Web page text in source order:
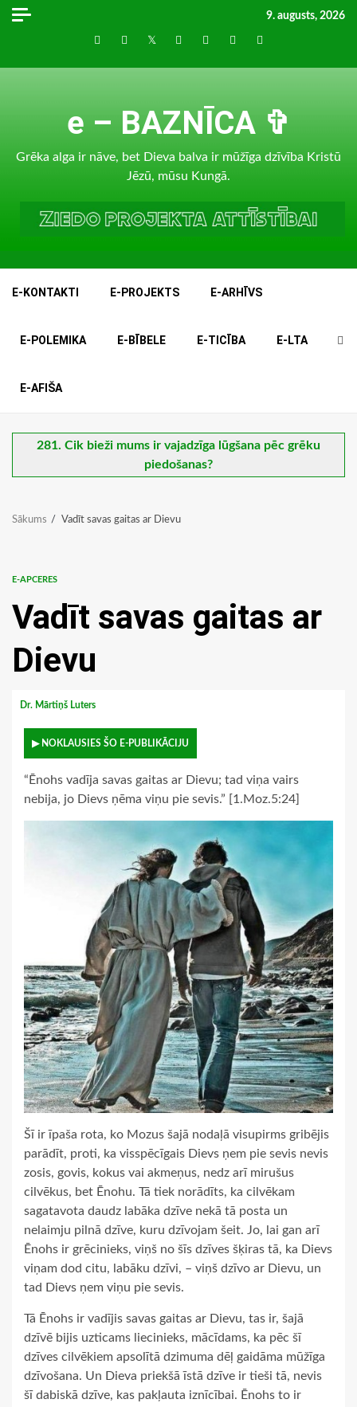
Skip
9. augusts, 2026
Draugiem
Facebook
TwitterInstagram
LinkedInwhatsapp
RSS
e – BAZNĪCA ✞
Grēka alga ir nāve, bet Dieva balva ir mūžīga dzīvība Kristū
Jēzū, mūsu Kungā.
E-KONTAKTI E-PROJEKTS E-ARHĪVS
E-POLEMIKA E-BĪBELE E-TICĪBA E-LTA
E-AFIŠA
281. Cik bieži mums ir vajadzīga lūgšana pēc grēku
piedošanas?
Sākums Vadīt savas gaitas ar Dievu
E-APCERES
Vadīt savas gaitas ar
Dievu
Dr. Mārtiņš Luters
▶ NOKLAUSIES ŠO E-PUBLIKĀCIJU
“Ēnohs vadīja savas gaitas ar Dievu; tad viņa vairs
nebija, jo Dievs ņēma viņu pie sevis.” [1.Moz.5:24]
Šī ir īpaša rota, ko Mozus šajā nodaļā visupirms gribējis
parādīt, proti, ka visspēcīgais Dievs ņem pie sevis nevis
zosis, govis, kokus vai akmeņus, nedz arī mirušus
cilvēkus, bet Ēnohu. Tā tiek norādīts, ka cilvēkam
sagatavota daudz labāka dzīve nekā tā posta un
nelaimju pilnā dzīve, kuru dzīvojam šeit. Jo, lai gan arī
Ēnohs ir grēcinieks, viņš no šīs dzīves šķiras tā, ka Dievs
viņam dod citu, labāku dzīvi, – viņš dzīvo ar Dievu, un
tad Dievs ņem viņu pie sevis.
Tā Ēnohs ir vadījis savas gaitas ar Dievu, tas ir, šajā
dzīvē bijis uzticams liecinieks, mācīdams, ka pēc šī
dzīves cilvēkiem apsolītā dzimuma dēļ gaidāma mūžīga
dzīvošana. Un Dieva priekšā īstā dzīve ir tieši tā, nevis
šī dabiskā dzīve, kas pakļauta iznīcībai. Ēnohs to ir